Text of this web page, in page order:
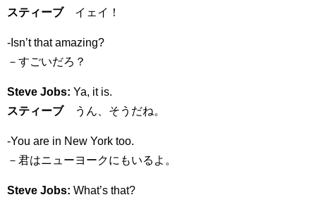
スティーブイェイ！
-Isn’t that amazing?
－すごいだろ？
Steve Jobs: Ya, it is.
スティーブうん、そうだね。
-You are in New York too.
－君はニューヨークにもいるよ。
Steve Jobs: What’s that?